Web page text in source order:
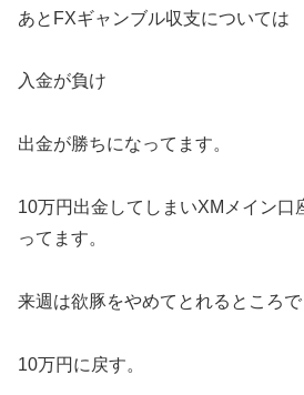
あとFXギャンブル収支については
入金が負け
出金が勝ちになってます。
10万円出金してしまいXMメイン口
ってます。
来週は欲豚をやめてとれるところで
10万円に戻す。